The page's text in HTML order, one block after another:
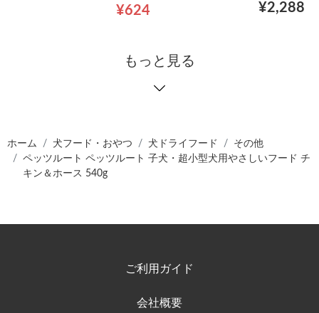
¥624 ¥2,288
もっと見る
ホーム 犬フード・おやつ 犬ドライフード
その他
ペッツルート ペッツルート 子犬・超小型犬用やさしいフード チ
キン＆ホース 540g
ご利用ガイド
会社概要